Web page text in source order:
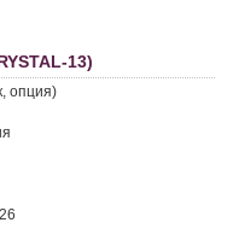
13)
опция)